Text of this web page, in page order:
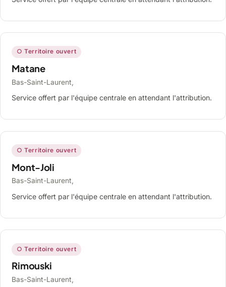
○ Territoire ouvert
Matane
Bas-Saint-Laurent,
Service offert par l'équipe centrale en attendant l'attribution.
○ Territoire ouvert
Mont-Joli
Bas-Saint-Laurent,
Service offert par l'équipe centrale en attendant l'attribution.
○ Territoire ouvert
Rimouski
Bas-Saint-Laurent,